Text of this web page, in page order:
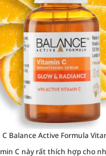
Balance Active Formula
C này rất thích hợp cho